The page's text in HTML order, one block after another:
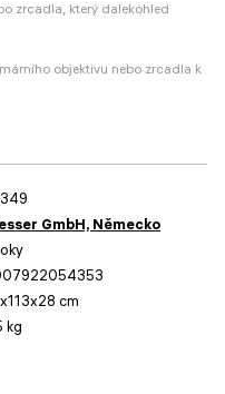
zrcadla, který dalekohled
objektivu nebo zrcadla k
GmbH, Německo
cm
kg